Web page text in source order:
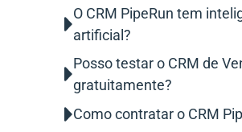
O CRM PipeRun tem
artificial?
Posso testar o CRM de
gratuitamente?
Como contratar o CRM